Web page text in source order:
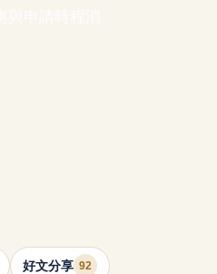
好文分享 92